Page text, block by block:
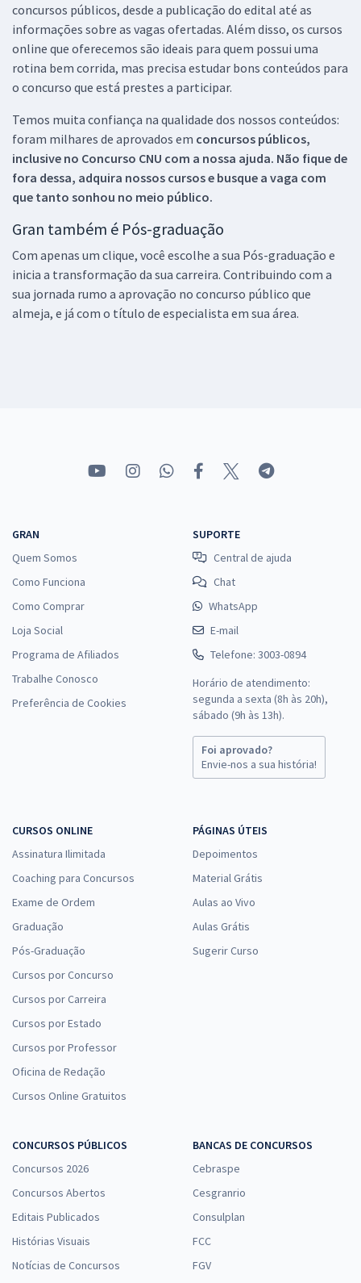
concursos públicos, desde a publicação do edital até as
informações sobre as vagas ofertadas. Além disso, os cursos
online que oferecemos são ideais para quem possui uma
rotina bem corrida, mas precisa estudar bons conteúdos para
o concurso que está prestes a participar.
Temos muita confiança na qualidade dos nossos conteúdos:
foram milhares de aprovados em concursos públicos,
inclusive no Concurso CNU com a nossa ajuda. Não fique de
fora dessa, adquira nossos cursos e busque a vaga com
que tanto sonhou no meio público.
Gran também é Pós-graduação
Com apenas um clique, você escolhe a sua Pós-graduação e
inicia a transformação da sua carreira. Contribuindo com a
sua jornada rumo a aprovação no concurso público que
almeja, e já com o título de especialista em sua área.
GRAN
Quem Somos
Como Funciona
Como Comprar
Loja Social
Programa de Afiliados
Trabalhe Conosco
Preferência de Cookies
SUPORTE
Central de ajuda
Chat
WhatsApp
E-mail
Telefone: 3003-0894
Horário de atendimento:
segunda a sexta (8h às 20h),
sábado (9h às 13h).
Foi aprovado?
Envie-nos a sua história!
CURSOS ONLINE
Assinatura Ilimitada
Coaching para Concursos
Exame de Ordem
Graduação
Pós-Graduação
Cursos por Concurso
Cursos por Carreira
Cursos por Estado
Cursos por Professor
Oficina de Redação
Cursos Online Gratuitos
PÁGINAS ÚTEIS
Depoimentos
Material Grátis
Aulas ao Vivo
Aulas Grátis
Sugerir Curso
CONCURSOS PÚBLICOS
Concursos 2026
Concursos Abertos
Editais Publicados
Histórias Visuais
Notícias de Concursos
BANCAS DE CONCURSOS
Cebraspe
Cesgranrio
Consulplan
FCC
FGV